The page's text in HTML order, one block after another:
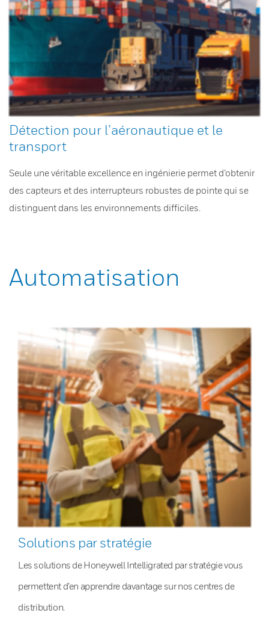
Détection pour l’aéronautique et le
transport
Seule une véritable excellence en ingénierie permet d’obtenir
des capteurs et des interrupteurs robustes de pointe qui se
distinguent dans les environnements difficiles.
Automatisation
Solutions par stratégie
Les solutions de Honeywell Intelligrated par stratégie vous
permettent d’en apprendre davantage sur nos centres de
distribution.